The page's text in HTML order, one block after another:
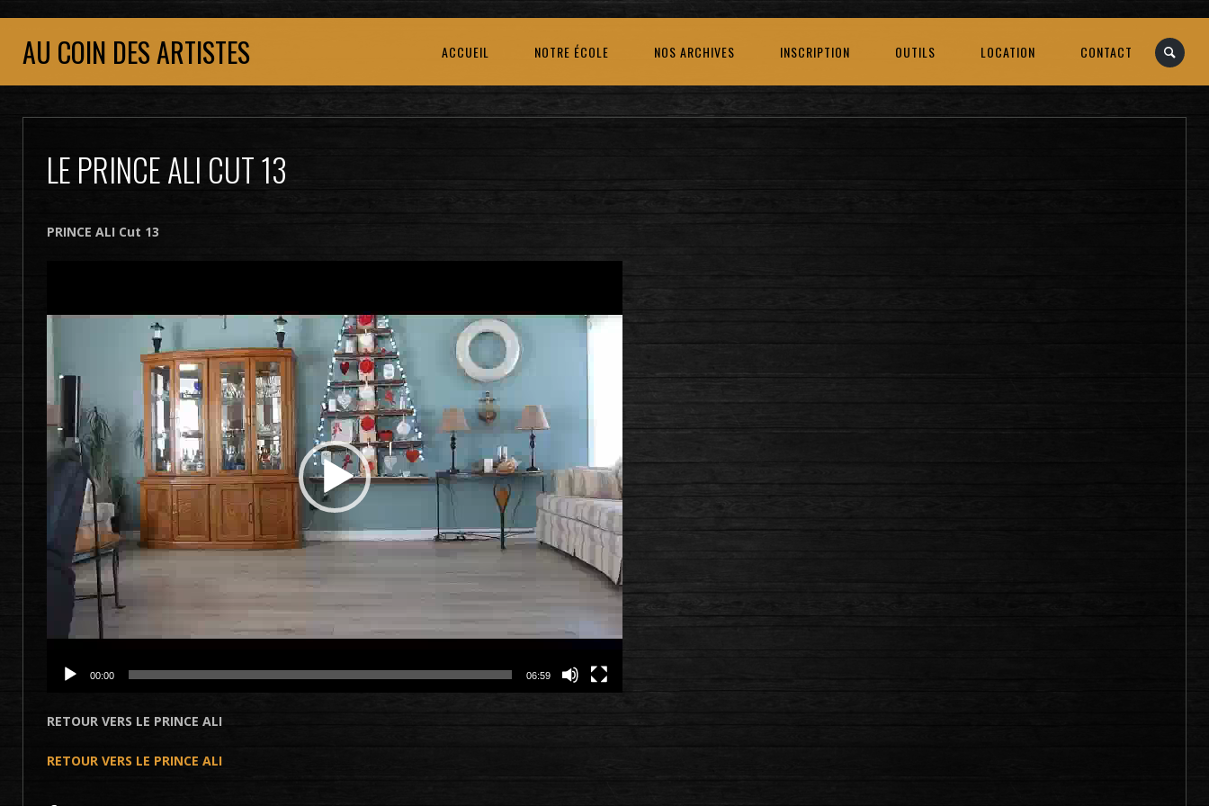
AU COIN DES ARTISTES ACCUEIL NOTRE ÉCOLE NOS ARCHIVES INSCRIPTION OUTILS LOCATION CONTACT
LE PRINCE ALI CUT 13
PRINCE ALI Cut 13
00:00 06:59
RETOUR VERS LE PRINCE ALI
RETOUR VERS LE PRINCE ALI